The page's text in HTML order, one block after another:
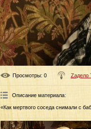
Просмотры: 0 Zадело
Описание материала:
«Как мертвого соседа снимали с